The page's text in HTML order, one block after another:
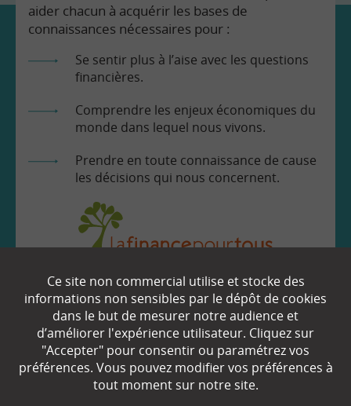
aider chacun à acquérir les bases de
connaissances nécessaires pour :
Se sentir plus à l’aise avec les questions
financières.
Comprendre les enjeux économiques du
monde dans lequel nous vivons.
Prendre en toute connaissance de cause
les décisions qui nous concernent.
EN SAVOIR
Qui sommes-nous ?
Partenaires
Ce site non commercial utilise et stocke des
informations non sensibles par le dépôt de cookies
dans le but de mesurer notre audience et
d’améliorer l'expérience utilisateur. Cliquez sur
"Accepter" pour consentir ou paramétrez vos
préférences. Vous pouvez modifier vos préférences à
tout moment sur notre site.